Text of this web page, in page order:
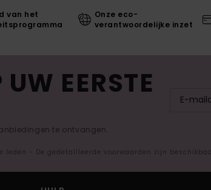
van het
Onze eco-
verantwoordelijke inzet
EERSTE
te ontvangen.
- De gedetailleerde voorwaarden zijn